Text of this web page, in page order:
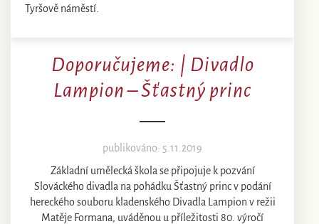
Tyršově náměstí.
Doporučujeme: | Divadlo
Lampion – Šťastný princ
publikováno: 5.11.2019
Základní umělecká škola se připojuje k pozvání
Slováckého divadla na pohádku Šťastný princ v podání
hereckého souboru kladenského Divadla Lampion v režii
Matěje Formana, uváděnou u příležitosti 80. výročí